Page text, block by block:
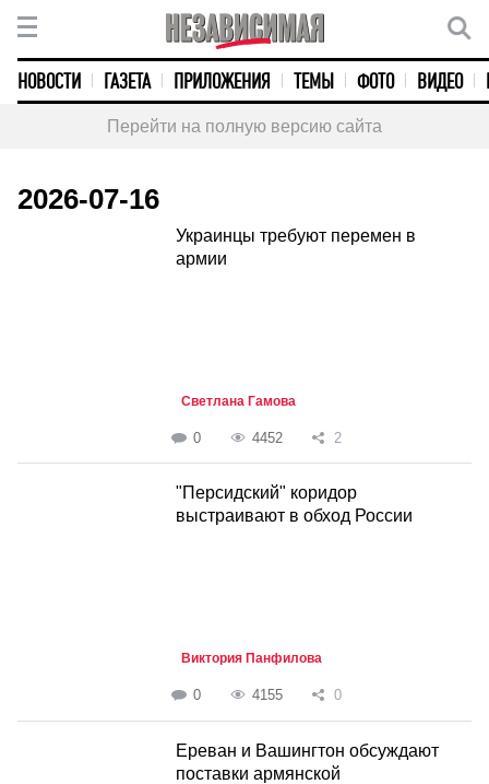
НОВОСТИ ГАЗЕТА ПРИЛОЖЕНИЯ ТЕМЫ ФОТО ВИДЕО
Перейти на полную версию сайта
2026-07-16
Украинцы требуют перемен в
армии
Светлана Гамова
0 4452 2
"Персидский" коридор
выстраивают в обход России
Виктория Панфилова
0 4155 0
Ереван и Вашингтон обсуждают
поставки армянской